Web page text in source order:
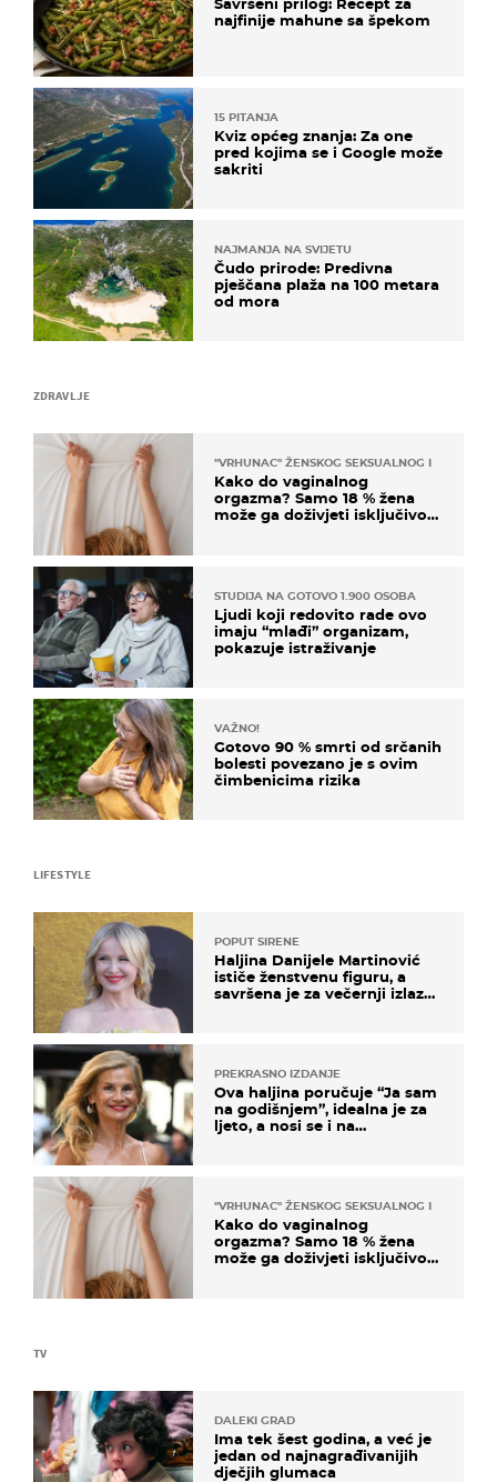
ZDRAVLJE
"VRHUNAC" ŽENSKOG SEKSUALNOG ISKUSTVA
Kako do vaginalnog
orgazma? Samo 18 % žena
može ga doživjeti isključivo
STUDIJA NA GOTOVO 1.900 OSOBA
Ljudi koji redovito rade ovo
imaju “mlađi” organizam,
pokazuje istraživanje
VAŽNO!
Gotovo 90 % smrti od srčanih
bolesti povezano je s ovim
čimbenicima rizika
TV
DALEKI GRAD
Ima tek šest godina, a već je
jedan od najnagrađivanijih
dječjih glumaca
najfinije mahune sa špekom
15 PITANJA
Kviz općeg znanja: Za one
pred kojima se i Google može
sakriti
NAJMANJA NA SVIJETU
Čudo prirode: Predivna
pješčana plaža na 100 metara
od mora
LIFESTYLE
POPUT SIRENE
Haljina Danijele Martinović
ističe ženstvenu figuru, a
savršena je za večernji izlazak
PREKRASNO IZDANJE
Ova haljina poručuje “Ja sam
na godišnjem”, idealna je za
ljeto, a nosi se i na
"VRHUNAC" ŽENSKOG SEKSUALNOG ISKUSTVA
Kako do vaginalnog
orgazma? Samo 18 % žena
može ga doživjeti isključivo